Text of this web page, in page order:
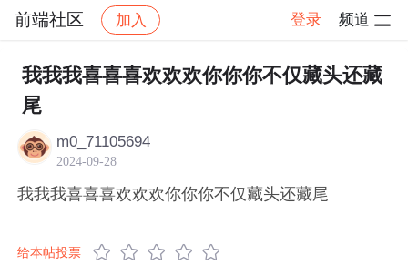
前端社区 加入 登录 频道
社区 前端社区 感慨 帖子详情
我我我喜喜喜欢欢欢你你你不仅藏头还藏
尾
m0_71105694
2024-09-28
我我我喜喜喜欢欢欢你你你不仅藏头还藏尾
给本帖投票